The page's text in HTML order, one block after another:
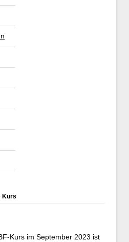
Kurs
Kurs im September 2023 ist